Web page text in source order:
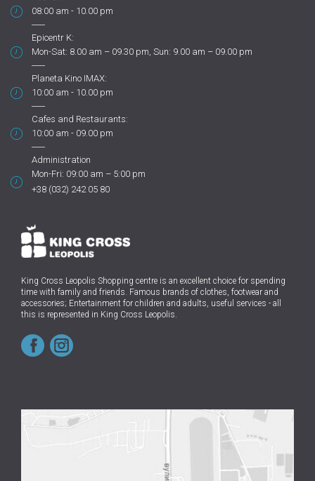
08:00 am - 10.00 pm
Epicentr K:
Mon-Sat: 8.00 am – 09.30 pm, Sun: 9.00 am – 09.00 pm
Planeta Kino IMAX:
10:00 am - 10.00 pm
Cafes and Restaurants:
10:00 am - 09.00 pm
Administration
Mon-Fri: 09:00 am – 5:00 pm
+38 (032) 242 05 80
King Cross Leopolis Shopping centre is an excellent choice for spending
time with family and friends. Famous brands of clothes, footwear and
accessories; Entertainment for children and adults, useful services - all
this is represented in King Cross Leopolis.